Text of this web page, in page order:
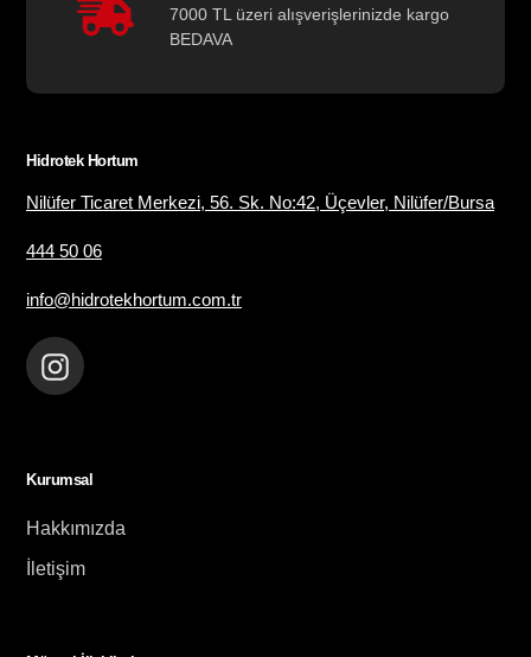
7000 TL üzeri alışverişlerinizde kargo
BEDAVA
Hidrotek Hortum
Nilüfer Ticaret Merkezi, 56. Sk. No:42, Üçevler, Nilüfer/Bursa
444 50 06
info@hidrotekhortum.com.tr
Instagram
Kurumsal
Hakkımızda
İletişim